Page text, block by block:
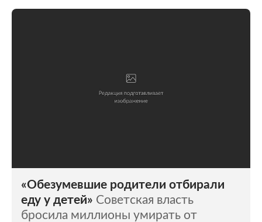
«Обезумевшие родители отбирали
еду у детей» Советская власть
бросила миллионы умирать от